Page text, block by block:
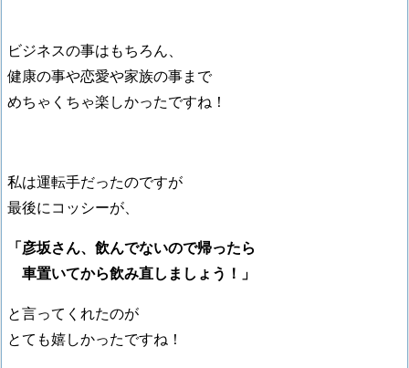
ビジネスの事はもちろん、
健康の事や恋愛や家族の事まで
めちゃくちゃ楽しかったですね！
私は運転手だったのですが
最後にコッシーが、
「彦坂さん、飲んでないので帰ったら
車置いてから飲み直しましょう！」
と言ってくれたのが
とても嬉しかったですね！